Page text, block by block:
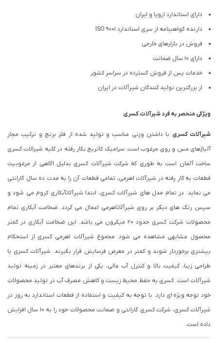
دارای استاندارد اروپا و ایران
دارنده گواهینامه از سری استاندارد ISO 9001
فروش در بازارهای خارجی
دارای 10 سال ضمانت
خدمات پس از فروش گسترده در سراسر کشور
از بزرگترین تولید کنندگان شیرآلات در ایران
ویژگی منحصر به فرد شیرآلات کسری
شیرآلات کسری با داشتن وزنی مناسب و تولید شده از فلز برنج و ترکیب مجاز
آلیاژهای مس و روی مرغوب است. سرامیک کاتریج بکار رفته در کلیه شیرالات کسری
ساخت آلمان است به طوری که شرکت شیرآلات کسری بدلیل اگاهی از مرغوبیت
قطعات به کار رفته در شیرآلات اهرمی، تمامی قطعات آن را به مدت ده سال گارانتی
می نماید. در تمام مدل های شیرآلات کسری، ابتدا شیرآلاتآبکاری کروم می شود و
سپس رنگ های دیگر بر روی شیرآلاتاهرمی اعمال می گردد. ضخامت آبکاری تمام
محصولات شرکت کسری حدود ۲۰ میکرون می باشد. این ضخامت آبکاری در کمتر
محصول مشابهی مشاهده می شود. مجموع شیرآلات اهرمی کسری از استحکام
بیشتری برخوردار شوند و کمتر در معرض فرسایش قرار بگیرند. شیرآلات کسری با
طراحی زیبا، کیفیت بالا و کنترل آب عالی، یکی از برندهای معتبر در زمینه تولید
شیرآلات است. کسری به حفظ محیط زیست و کاهش مصرف آب در تولید محصولات
خود توجه ویژه ای دارد. با توجه به کیفیت و استفاده از قطعات استاندارد به روز در
شیرآلات کسری، شرکت کسری گارانتی و ضمانت محصولات خود را به 10 سال افزایش
داده است.